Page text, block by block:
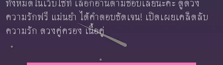
ทั้งหมดในเว็บไซท์ เลือกอ่านตามชอบเลยนะคะ ดูดวง
ความรักฟรี แม่นยำ ได้คำตอบชัดเจน! เปิดเผยเคล็ดลับ
ความรัก ดวงคู่ครอง เนื้อคู่